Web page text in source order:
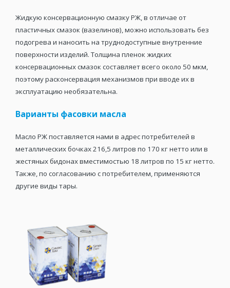
Жидкую консервационную смазку РЖ, в отличае от
пластичных смазок (вазелинов), можно использовать без
подогрева и наносить на труднодоступные внутренние
поверхности изделий. Толщина пленок жидких
консервационных смазок составляет всего около 50 мкм,
поэтому расконсервация механизмов при вводе их в
эксплуатацию необязательна.
Варианты фасовки масла
Масло РЖ поставляется нами в адрес потребителей в
металлических бочках 216,5 литров по 170 кг нетто или в
жестяных бидонах вместимостью 18 литров по 15 кг нетто.
Также, по согласованию с потребителем, применяются
другие виды тары.